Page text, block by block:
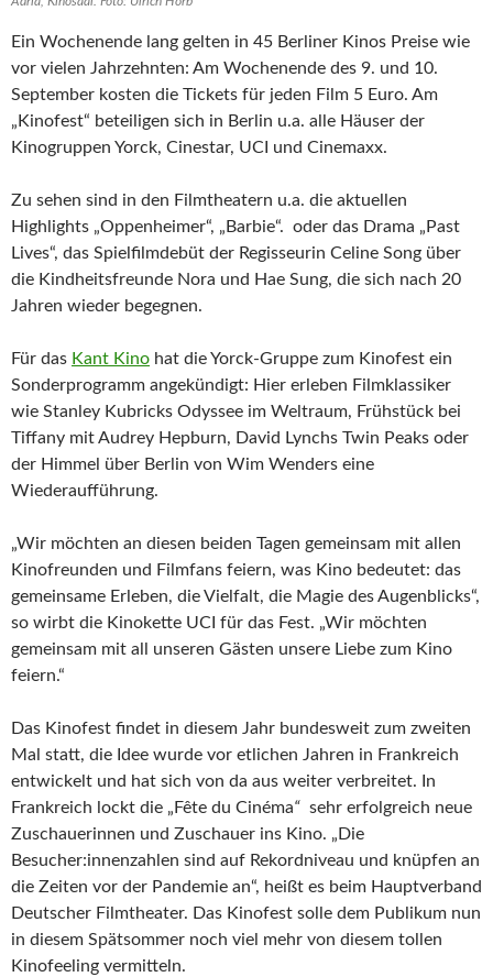
Ein Wochenende lang gelten in 45 Berliner Kinos Preise wie
vor vielen Jahrzehnten: Am Wochenende des 9. und 10.
September kosten die Tickets für jeden Film 5 Euro. Am
„Kinofest“ beteiligen sich in Berlin u.a. alle Häuser der
Kinogruppen Yorck, Cinestar, UCI und Cinemaxx.
Zu sehen sind in den Filmtheatern u.a. die aktuellen
Highlights „Oppenheimer“, „Barbie“. oder das Drama „Past
Lives“, das Spielfilmdebüt der Regisseurin Celine Song über
die Kindheitsfreunde Nora und Hae Sung, die sich nach 20
Jahren wieder begegnen.
Für das Kant Kino hat die Yorck-Gruppe zum Kinofest ein
Sonderprogramm angekündigt: Hier erleben Filmklassiker
wie Stanley Kubricks Odyssee im Weltraum, Frühstück bei
Tiffany mit Audrey Hepburn, David Lynchs Twin Peaks oder
der Himmel über Berlin von Wim Wenders eine
Wiederaufführung.
„Wir möchten an diesen beiden Tagen gemeinsam mit allen
Kinofreunden und Filmfans feiern, was Kino bedeutet: das
gemeinsame Erleben, die Vielfalt, die Magie des Augenblicks“,
so wirbt die Kinokette UCI für das Fest. „Wir möchten
gemeinsam mit all unseren Gästen unsere Liebe zum Kino
feiern.“
Das Kinofest findet in diesem Jahr bundesweit zum zweiten
Mal statt, die Idee wurde vor etlichen Jahren in Frankreich
entwickelt und hat sich von da aus weiter verbreitet. In
Frankreich lockt die „Fête du Cinéma“ sehr erfolgreich neue
Zuschauerinnen und Zuschauer ins Kino. „Die
Besucher:innenzahlen sind auf Rekordniveau und knüpfen an
die Zeiten vor der Pandemie an“, heißt es beim Hauptverband
Deutscher Filmtheater. Das Kinofest solle dem Publikum nun
in diesem Spätsommer noch viel mehr von diesem tollen
Kinofeeling vermitteln.